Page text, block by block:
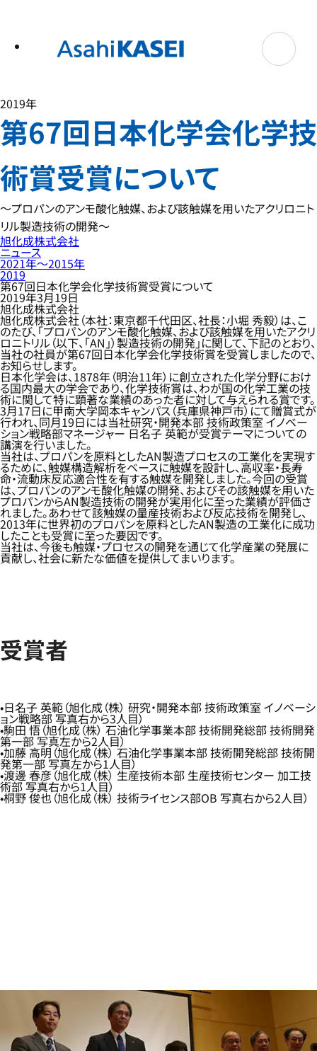
2019年
第67回日本化学会化学技
術賞受賞について
～プロパンのアンモ酸化触媒、および該触媒を用いたアクリロニト
リル製造技術の開発～
旭化成株式会社
ニュース
2021年〜2015年
2019
第67回日本化学会化学技術賞受賞について
2019年3月19日
旭化成株式会社
旭化成株式会社（本社：東京都千代田区、社長：小堀 秀毅）は、こ
のたび、「プロパンのアンモ酸化触媒、および該触媒を用いたアクリ
ロニトリル（以下、「AN」）製造技術の開発」に関して、下記のとおり、
当社の社員が第67回日本化学会化学技術賞を受賞しましたので、
お知らせします。
日本化学会は、1878年（明治11年）に創立された化学分野におけ
る国内最大の学会であり、化学技術賞は、わが国の化学工業の技
術に関して特に顕著な業績のあった者に対して与えられる賞です。
3月17日に甲南大学岡本キャンパス（兵庫県神戸市）にて贈賞式が
行われ、同月19日には当社研究・開発本部 技術政策室 イノベー
ション戦略部マネージャー 日名子 英範が受賞テーマについての
講演を行いました。
当社は、プロパンを原料としたAN製造プロセスの工業化を実現す
るために、触媒構造解析をベースに触媒を設計し、高収率・長寿
命・流動床反応適合性を有する触媒を開発しました。今回の受賞
は、プロパンのアンモ酸化触媒の開発、およびその該触媒を用いた
プロパンからAN製造技術の開発が実用化に至った業績が評価さ
れました。あわせて該触媒の量産技術および反応技術を開発し、
2013年に世界初のプロパンを原料としたAN製造の工業化に成功
したことも受賞に至った要因です。
当社は、今後も触媒・プロセスの開発を通じて化学産業の発展に
貢献し、社会に新たな価値を提供してまいります。
受賞者
日名子 英範（旭化成（株） 研究・開発本部 技術政策室 イノベーシ
ョン戦略部 写真右から3人目）
駒田 悟（旭化成（株） 石油化学事業本部 技術開発総部 技術開発
第一部 写真左から2人目）
加藤 高明（旭化成（株） 石油化学事業本部 技術開発総部 技術開
発第一部 写真左から1人目）
渡邊 春彦（旭化成（株） 生産技術本部 生産技術センター 加工技
術部 写真右から1人目）
桐野 俊也（旭化成（株） 技術ライセンス部OB 写真右から2人目）